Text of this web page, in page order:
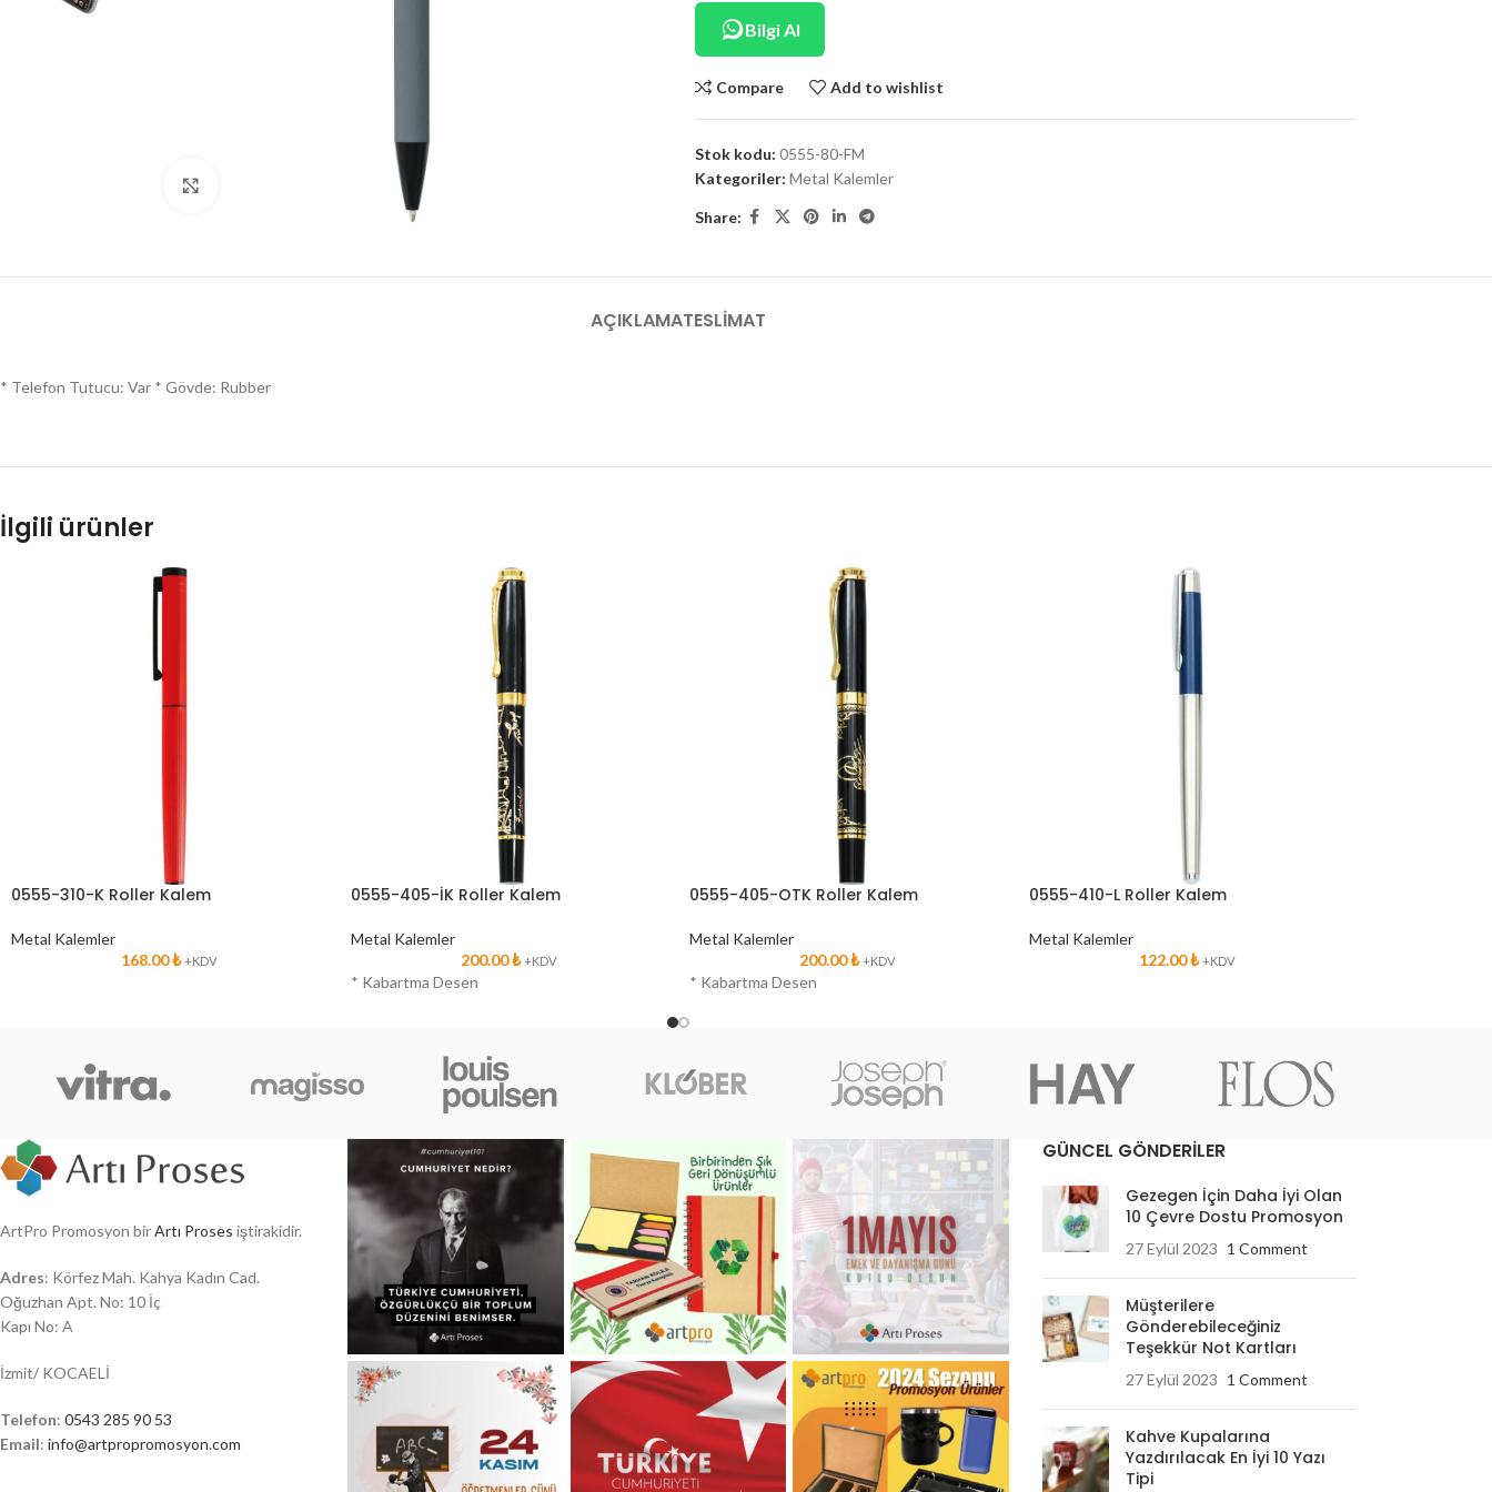
Bilgi Al
Compare Add to wishlist
Stok kodu: 0555-80-FM
Kategoriler: Metal Kalemler
Share:
AÇIKLAMATESLIMAT
* Telefon Tutucu: Var * Gövde: Rubber
İlgili ürünler
0555-310-K Roller Kalem
Metal Kalemler
168.00₺ +KDV
0555-405-İK Roller Kalem
Metal Kalemler
200.00₺ +KDV
* Kabartma Desen
0555-405-OTK Roller Kalem
Metal Kalemler
200.00₺ +KDV
* Kabartma Desen
0555-410-L Roller Kalem
Metal Kalemler
122.00₺ +KDV
ArtPro Promosyon birArtı Proses iştirakidir.
Adres: Körfez Mah. Kahya Kadın Cad.
Oğuzhan Apt. No: 10 İç
Kapı No: A
İzmit/ KOCAELİ
Telefon: 0543 285 90 53
Email: info@artpropromosyon.com
GÜNCEL GÖNDERİLER
Gezegen İçin Daha İyi Olan
10 Çevre Dostu Promosyon
27 Eylül 2023 1 Comment
Müşterilere
Gönderebileceğiniz
Teşekkür Not Kartları
27 Eylül 2023 1 Comment
Kahve Kupalarına
Yazdırılacak En İyi 10 Yazı
Tipi